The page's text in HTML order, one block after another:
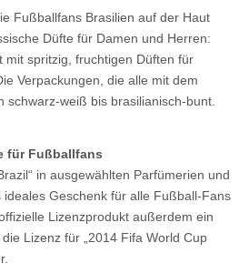
Fußballfans Brasilien auf der Haut
Düfte für Damen und Herren:
mit spritzig, fruchtigen Düften für
Verpackungen, die alle mit dem
weiß bis brasilianisch-bunt.
für Fußballfans
in ausgewählten Parfümerien und
Geschenk für alle Fußball-Fans
Lizenzprodukt außerdem ein
Lizenz für „2014 Fifa World Cup